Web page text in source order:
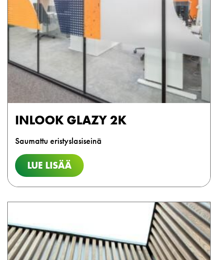
INLOOK GLAZY 2K
Saumattu eristyslasiseinä
LUE LISÄÄ